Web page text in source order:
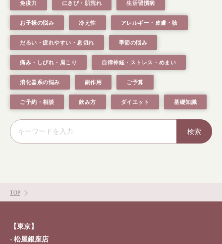
採用情報 オンラインショップ
お問い合わせ
免疫力 にきび・肌荒れ 生活習慣病
お子様の悩み 冷え性 アレルギー・皮膚・咳
だるい・疲れやすい・息切れ 季節の悩み
痛み・しびれ・肩こり 自律神経・ストレス・めまい
消化器系の悩み 副作用 ご予算
ご予約・相談 飲み方 ダイエット 基礎知識
検索
TOP
【東京】
松屋銀座店